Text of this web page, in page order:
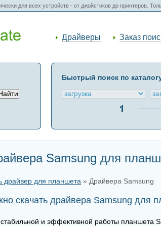
для всех устройств - от джойстиков до принтеров.
Драйверы Заказ
Быстрый поиск по
Samsung для
драйвер для планшета » Драйвера Samsung
скачать драйвера Samsung для
и эффективной работы планшета